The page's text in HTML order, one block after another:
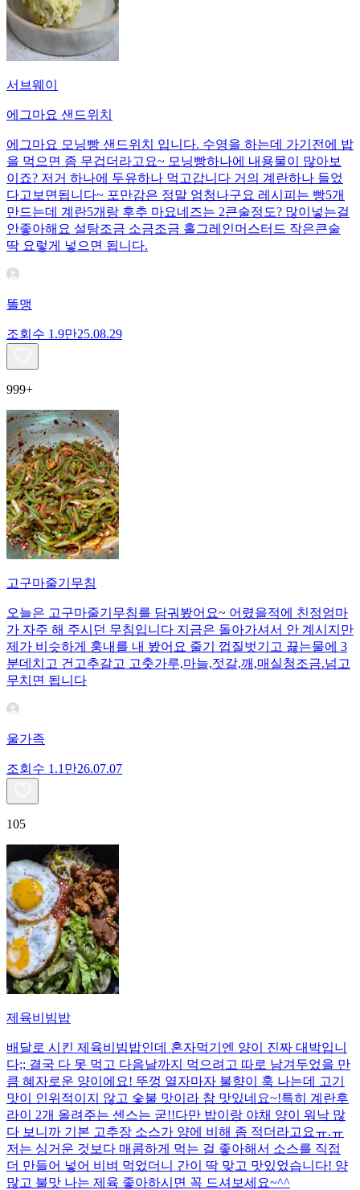
서브웨이
에그마요 샌드위치
에그마요 모닝빵 샌드위치 입니다. 수영을 하는데 가기전에 밥
을 먹으면 좀 무겁더라고요~ 모닝빵하나에 내용물이 많아보
이죠? 저거 하나에 두유하나 먹고갑니다 거의 계란하나 들었
다고보면됩니다~ 포만감은 정말 엄청나구요 레시피는 빵5개
만드는데 계란5개랑 후추 마요네즈는 2큰술정도? 많이넣는걸
안좋아해요 설탕조금 소금조금 홀그레인머스터드 작은큰술
딱 요렇게 넣으면 됩니다.
똘맹
조회수 1.9만25.08.29
999+
고구마줄기무침
오늘은 고구마줄기무침를 담궈봤어요~ 어렸을적에 친정엄마
가 자주 해 주시던 무침입니다 지금은 돌아가셔서 안 계시지만
제가 비슷하게 훙내를 내 봤어요 줄기 껍질벗기고 끓는물에 3
분데치고 건고추갈고 고춧가루,마늘,젓갈,깨,매실청조금.넘고
무치면 됩니다
울가족
조회수 1.1만26.07.07
105
제육비빔밥
배달로 시킨 제육비빔밥인데 혼자먹기엔 양이 진짜 대박입니
다;; 결국 다 못 먹고 다음날까지 먹으려고 따로 남겨두었을 만
큼 혜자로운 양이에요! 뚜껑 열자마자 불향이 훅 나는데 고기
맛이 인위적이지 않고 숯불 맛이라 참 맛있네요~!특히 계란후
라이 2개 올려주는 센스는 굳!! ​다만 밥이랑 야채 양이 워낙 많
다 보니까 기본 고추장 소스가 양에 비해 좀 적더라고요ㅠ.ㅠ
저는 싱거운 것보다 매콤하게 먹는 걸 좋아해서 소스를 직접
더 만들어 넣어 비벼 먹었더니 간이 딱 맞고 맛있었습니다! 양
많고 불맛 나는 제육 좋아하시면 꼭 드셔보세요~^^